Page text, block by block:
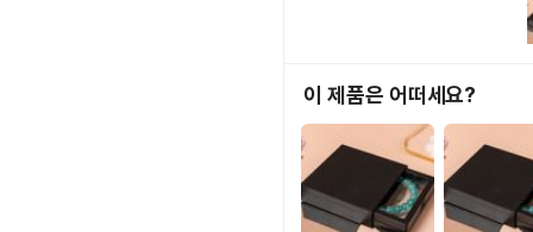
이 제품은 어떠세요?